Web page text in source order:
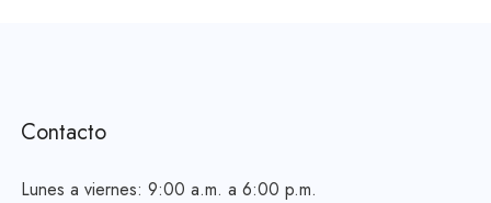
Contacto
Lunes a viernes: 9:00 a.m. a 6:00 p.m.